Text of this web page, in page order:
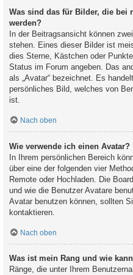
Was sind das für Bilder, die bei
werden?
In der Beitragsansicht können
stehen. Eines dieser Bilder ist
dies Sterne, Kästchen oder
Status im Forum angeben. Das
als „Avatar“ bezeichnet. Es
persönliches Bild, welches von
ist.
Nach oben
Wie verwende ich einen Avatar?
In Ihrem persönlichen Bereich
über eine der folgenden vier
Remote oder Hochladen. Die
und wie die Benutzer Avatare
Avatar benutzen können, sollten
kontaktieren.
Nach oben
Was ist mein Rang und wie
Ränge, die unter Ihrem